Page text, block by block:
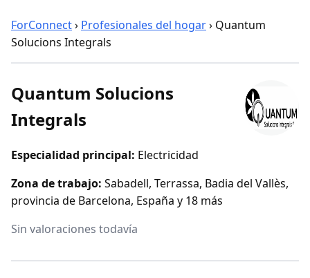
ForConnect› Profesionales del hogar› Quantum
Solucions Integrals
Quantum Solucions
Integrals
Especialidad principal: Electricidad
Zona de trabajo: Sabadell, Terrassa, Badia del Vallès,
provincia de Barcelona, España y 18 más
Sin valoraciones todavía